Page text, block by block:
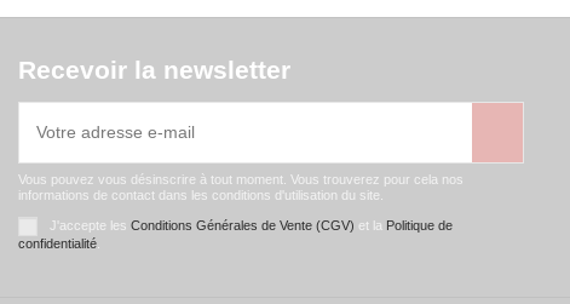
Recevoir la newsletter
Vous pouvez vous désinscrire à tout moment. Vous trouverez pour cela nos
informations de contact dans les conditions d'utilisation du site.
J'accepte les Conditions Générales de Vente (CGV) et la Politique de
confidentialité